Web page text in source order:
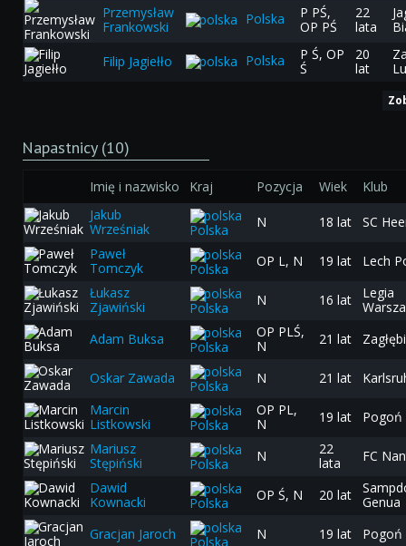
Przemysław
Frankowski
Polska
P PŚ,
OP PŚ
22
lata
Filip Jagiełło
Polska
P Ś, OP
Ś
20
lat
Napastnicy (10)
Imię i nazwisko Kraj Pozycja Wiek
Klub
Jakub
Wrześniak
Polska N 18 lat
SC
Paweł
Tomczyk
Polska OP L, N 19 lat
Lech
Łukasz
Zjawiński
Polska N 16 lat
Legia
Adam Buksa
Polska
OP PLŚ,
N
21 lat
Oskar Zawada Polska N 21 lat
Marcin
Listkowski
Polska
OP PL,
N
19 lat
Pogoń
Mariusz
Stępiński
Polska N
22
lata
FC
Dawid
Kownacki
Polska OP Ś, N 20 lat
Genua
Gracjan Jaroch
Polska N 19 lat Pogoń